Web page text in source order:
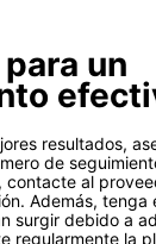
un
resultados,
de
contacte al
Además, tenga
surgir debido a
regularmente la